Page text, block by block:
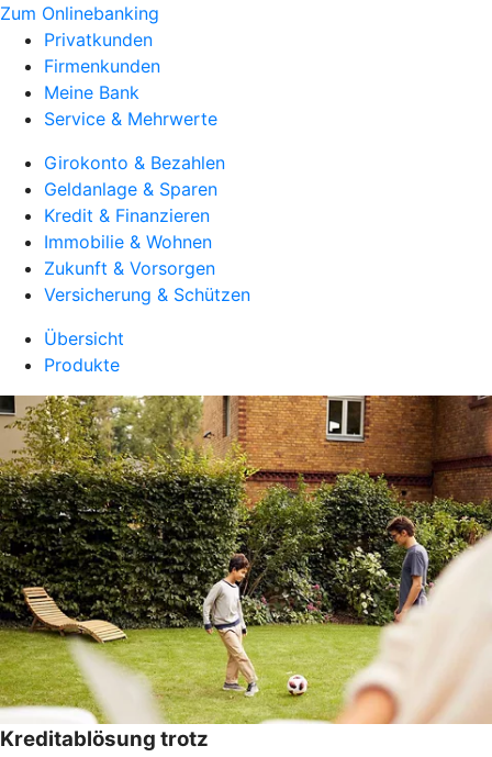
Zum Onlinebanking
Privatkunden
Firmenkunden
Meine Bank
Service & Mehrwerte
Girokonto & Bezahlen
Geldanlage & Sparen
Kredit & Finanzieren
Immobilie & Wohnen
Zukunft & Vorsorgen
Versicherung & Schützen
Übersicht
Produkte
Kreditablösung trotz